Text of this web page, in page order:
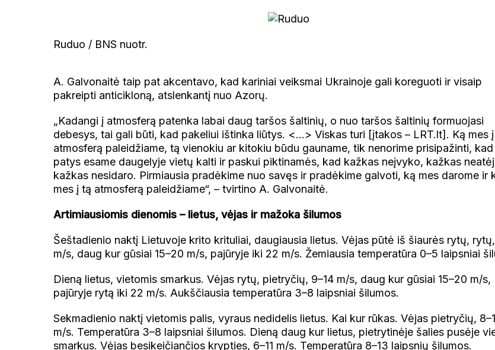
Ruduo / BNS nuotr.
A. Galvonaitė taip pat akcentavo, kad kariniai veiksmai Ukrainoje gali koreguoti ir visaip
pakreipti anticikloną, atslenkantį nuo Azorų.
„Kadangi į atmosferą patenka labai daug taršos šaltinių, o nuo taršos šaltinių formuojasi
debesys, tai gali būti, kad pakeliui ištinka liūtys. <…> Viskas turi [įtakos – LRT.lt]. Ką mes į
atmosferą paleidžiame, tą vienokiu ar kitokiu būdu gauname, tik nenorime prisipažinti, kad
patys esame daugelyje vietų kalti ir paskui piktinamės, kad kažkas neįvyko, kažkas
kažkas nesidaro. Pirmiausia pradėkime nuo savęs ir pradėkime galvoti, ką mes darome ir
mes į tą atmosferą paleidžiame“, – tvirtino A. Galvonaitė.
Artimiausiomis dienomis – lietus, vėjas ir mažoka šilumos
Šeštadienio naktį Lietuvoje krito krituliai, daugiausia lietus. Vėjas pūtė iš šiaurės rytų,
m/s, daug kur gūsiai 15–20 m/s, pajūryje iki 22 m/s. Žemiausia temperatūra 0–5 laipsniai
Dieną lietus, vietomis smarkus. Vėjas rytų, pietryčių, 9–14 m/s, daug kur gūsiai 15–20 m/s,
pajūryje rytą iki 22 m/s. Aukščiausia temperatūra 3–8 laipsniai šilumos.
Sekmadienio naktį vietomis palis, vyraus nedidelis lietus. Kai kur rūkas. Vėjas pietryčių,
m/s. Temperatūra 3–8 laipsniai šilumos. Dieną daug kur lietus, pietrytinėje šalies pusėje
smarkus. Vėjas besikeičiančios krypties, 6–11 m/s. Temperatūra 8–13 laipsnių šilumos.